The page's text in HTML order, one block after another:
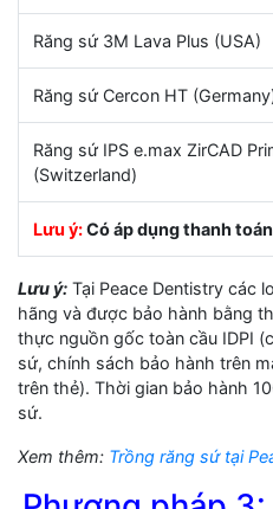
Răng sứ 3M Lava Plus (USA)
Răng sứ Cercon HT
Răng sứ IPS e.max ZirCAD
(Switzerland)
Lưu ý:Có áp dụng thanh
Lưu ý: Tại Peace Dentistry các
hãng và được bảo hành bằng
thực nguồn gốc toàn cầu IDPI
sứ, chính sách bảo hành trên
trên thẻ). Thời gian bảo hành
sứ.
Xem thêm: Trồng răng sứ tại